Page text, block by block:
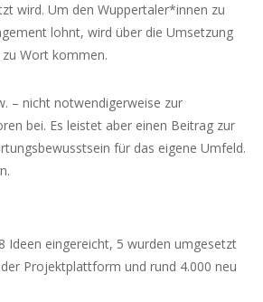
wird. Um den Wuppertaler*innen zu
lohnt, wird über die Umsetzung
Wort kommen.
– nicht notwendigerweise zur
bei. Es leistet aber einen Beitrag zur
für das eigene Umfeld.
Ideen eingereicht, 5 wurden umgesetzt
Projektplattform und rund 4.000 neu